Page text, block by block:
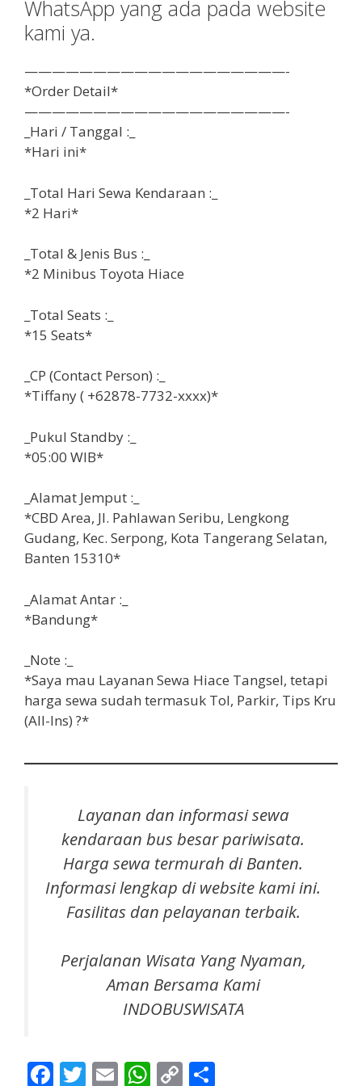
WhatsApp yang ada pada website
kami ya.
———————————————————-
*Order Detail*
———————————————————-
_Hari / Tanggal :_
*Hari ini*
_Total Hari Sewa Kendaraan :_
*2 Hari*
_Total & Jenis Bus :_
*2 Minibus Toyota Hiace
_Total Seats :_
*15 Seats*
_CP (Contact Person) :_
*Tiffany ( +62878-7732-xxxx)*
_Pukul Standby :_
*05:00 WIB*
_Alamat Jemput :_
*CBD Area, Jl. Pahlawan Seribu, Lengkong
Gudang, Kec. Serpong, Kota Tangerang Selatan,
Banten 15310*
_Alamat Antar :_
*Bandung*
_Note :_
*Saya mau Layanan Sewa Hiace Tangsel, tetapi
harga sewa sudah termasuk Tol, Parkir, Tips Kru
(All-Ins) ?*
Layanan dan informasi sewa
kendaraan bus besar pariwisata.
Harga sewa termurah di Banten.
Informasi lengkap di website kami ini.
Fasilitas dan pelayanan terbaik.
Perjalanan Wisata Yang Nyaman,
Aman Bersama Kami
INDOBUSWISATA
F T E W C